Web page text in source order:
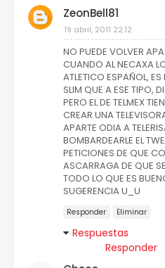
ZeonBell81
19 abril, 2011 22:12
NO PUEDE VOLVER
CUANDO AL NECAXA
ATLETICO ESPAÑOL, ES
SLIM QUE A ESE TIPO,
PERO EL DE TELMEX
CREAR UNA
APARTE ODIA A
BOMBARDEARLE EL
PETICIONES DE QUE
ASCARRAGA DE QUE
TODO LO QUE ES
SUGERENCIA U_U
Responder Eliminar
Respuestas
Responder